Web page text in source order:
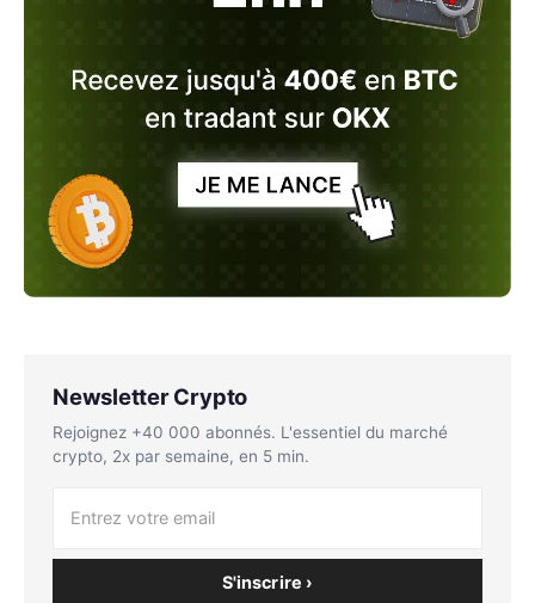
Newsletter Crypto
Rejoignez +40 000 abonnés. L'essentiel du marché
crypto, 2x par semaine, en 5 min.
S'inscrire ›